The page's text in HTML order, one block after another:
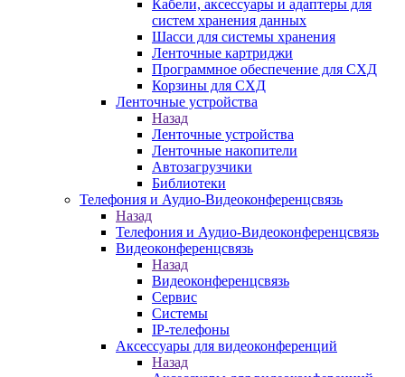
Кабели, аксессуары и адаптеры для
систем хранения данных
Шасси для системы хранения
Ленточные картриджи
Программное обеспечение для СХД
Корзины для СХД
Ленточные устройства
Назад
Ленточные устройства
Ленточные накопители
Автозагрузчики
Библиотеки
Телефония и Аудио-Видеоконференцсвязь
Назад
Телефония и Аудио-Видеоконференцсвязь
Видеоконференцсвязь
Назад
Видеоконференцсвязь
Сервис
Системы
IP-телефоны
Аксессуары для видеоконференций
Назад